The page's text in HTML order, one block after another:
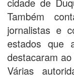
cidade de
Também
jornalistas e
estados que
destacaram
Várias